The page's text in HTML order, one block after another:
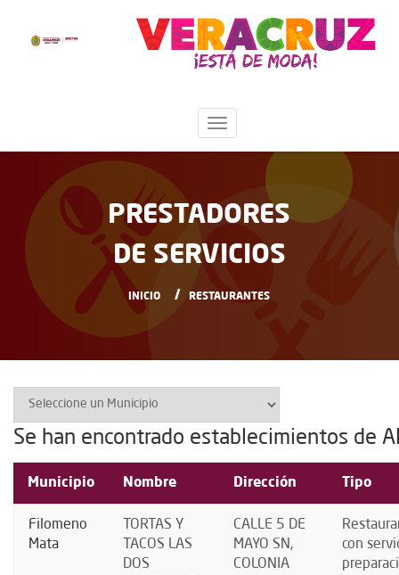
PRESTADORES
DE SERVICIOS
INICIO RESTAURANTES
Se han encontrado establecimientos de
Municipio Nombre Dirección Tipo
Filomeno
Mata
TORTAS Y
TACOS LAS
DOS
CALLE 5 DE
MAYO SN,
COLONIA
con